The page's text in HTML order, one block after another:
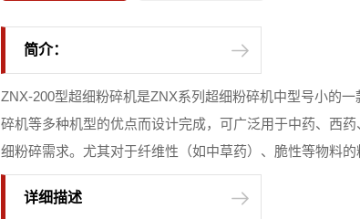
简介：
ZNX-200型超细粉碎机是ZNX系列超细粉碎机中型号小的
碎机等多种机型的优点而设计完成，可广泛用于中药、西
细粉碎需求。尤其对于纤维性（如中草药）、脆性等物料的
详细描述